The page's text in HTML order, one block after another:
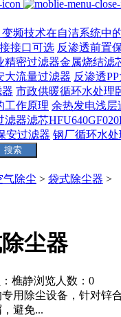
频技术在自洁系统中
接口可选‌ 反渗透前置
精密过滤器金属烧结滤
大流量过滤器 反渗透
市政供暖循环水处理
工作原理 余热发电浅层
器滤芯
安过滤器 钢厂循环水处
气除尘 > 袋式除尘器 >
尘器
樵静浏览人数： 0
用除尘设备，针对锌
避免...